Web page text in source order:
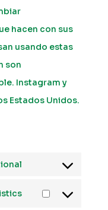
hacen con sus
usando estas
son
Instagram y
Estados Unidos.
Consent
Consent